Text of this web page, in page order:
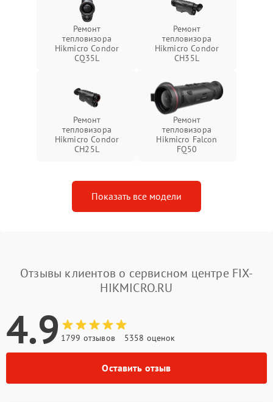
Ремонт
тепловизора
Hikmicro Condor
CQ35L
Ремонт
тепловизора
Hikmicro Condor
CH35L
Ремонт
тепловизора
Hikmicro Condor
CH25L
Ремонт
тепловизора
Hikmicro Falcon
FQ50
Показать все модели
Отзывы клиентов о сервисном центре FIX-
HIKMICRO.RU
4.9 1799 отзывов 5358 оценок
Оставить отзыв